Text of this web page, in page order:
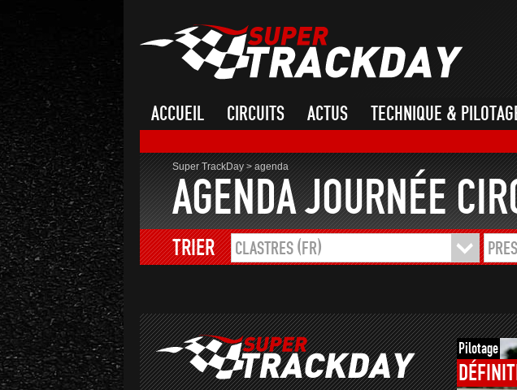
ACCUEIL CIRCUITS ACTUS TECHNIQUE &
Super TrackDay>agenda
AGENDA JOURNÉE
TRIER CLASTRES (FR)
Pilotage